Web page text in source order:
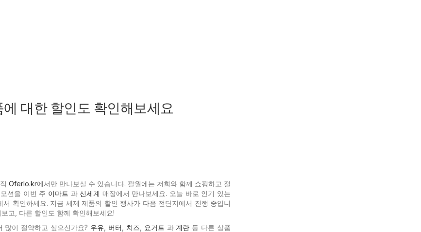
대한 할인도 확인해보세요
Oferlo.kr에서만 만나보실 수 있습니다. 팔월에는 저희와 함께 쇼핑하고 절
션을 이번 주 이마트 과 신세계 매장에서 만나보세요. 오늘 바로 인기 있는
확인하세요. 지금 세제 제품의 할인 행사가 다음 전단지에서 진행 중입니
고, 다른 할인도 함께 확인해보세요!
많이 절약하고 싶으신가요? 우유 버터 치즈 요거트 과 계란 등 다른 상품